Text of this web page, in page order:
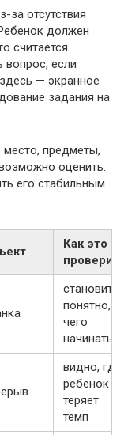
за отсутствия
должен
считается
вопрос, если
— экранное
задания на
место, предметы,
оценить.
его стабильным
Как это
проверить
становится
понятно, с
чего
начинать
видно, где
ребенок
теряет
темп